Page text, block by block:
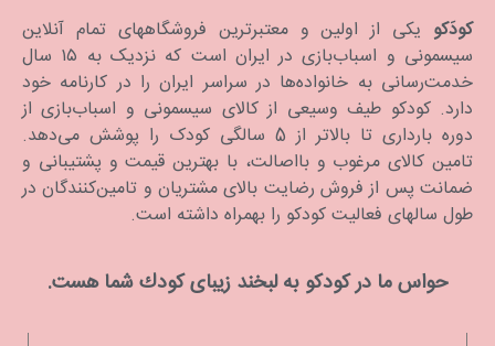
کودَکو یکی از اولین و معتبرترین فروشگاههای تمام آنلاین
سیسمونی و اسباب‌بازی در ایران است که نزدیک به ۱۵ سال
خدمت‌رسانی به خانواده‌ها در سراسر ایران را در کارنامه خود
دارد. كودكو طیف وسیعی از کالای سیسمونی و اسباب‌بازی از
دوره بارداری تا بالاتر از 5 سالگی کودک را پوشش می‌دهد.
تامین کالای مرغوب و بااصالت، با بهترین قیمت و پشتیبانی و
ضمانت پس از فروش رضایت بالای مشتریان و تامین‌کنندگان در
طول سالهای فعالیت کودکو را بهمراه داشته است.
حواس ما در كودكو به لبخند زیبای كودك شما هست.